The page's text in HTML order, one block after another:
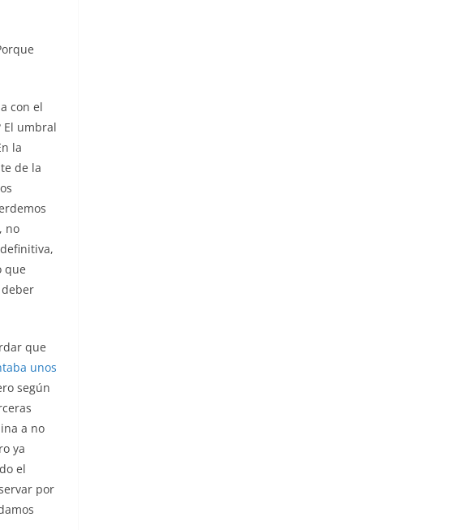
con el
El umbral
la
de la
no
que
que
unos
según
a no
ya
el
por